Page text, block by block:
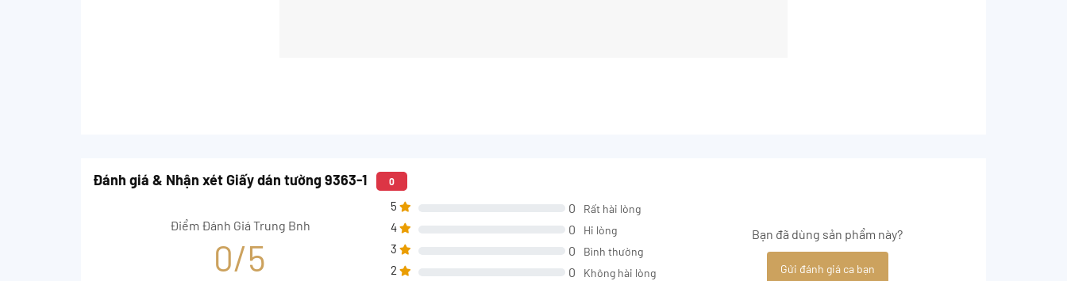
Đánh giá & Nhận xét Giấy dán tường 9363-1 0
Điểm Đánh Giá Trung Bnh
0/5
5 0 Rất hài lòng
4 0 Hi lòng
3 0 Bình thường
2 0 Không hài lòng
Bạn đã dùng sản phẩm này?
Gửi đánh giá ca bạn